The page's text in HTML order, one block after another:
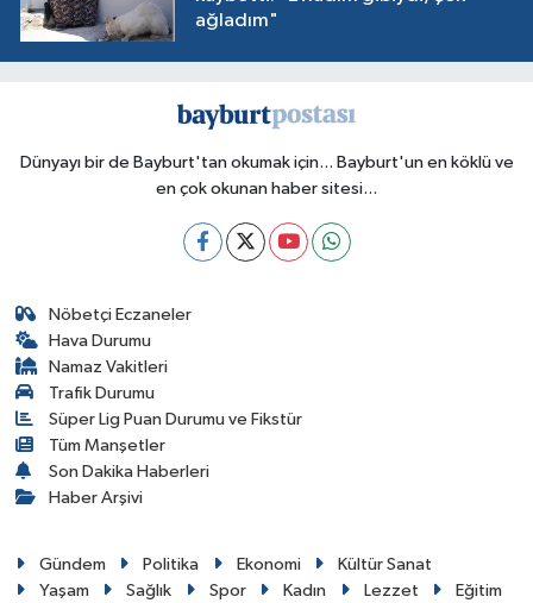
ağladım"
Dünyayı bir de Bayburt'tan okumak için... Bayburt'un en köklü ve
en çok okunan haber sitesi...
Nöbetçi Eczaneler
Hava Durumu
Namaz Vakitleri
Trafik Durumu
Süper Lig Puan Durumu ve Fikstür
Tüm Manşetler
Son Dakika Haberleri
Haber Arşivi
Gündem Politika Ekonomi
Kültür Sanat
Yaşam
Sağlık Spor Kadın Lezzet Eğitim